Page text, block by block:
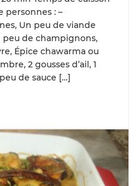
personnes : –
Un peu de viande
peu de champignons,
Épice chawarma ou
2 gousses d’ail, 1
de sauce […]